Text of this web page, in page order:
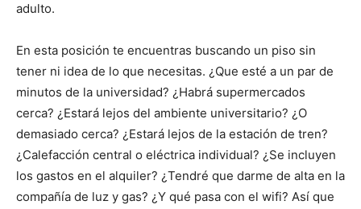
adulto.
En esta posición te encuentras buscando un piso sin
tener ni idea de lo que necesitas. ¿Que esté a un par de
minutos de la universidad? ¿Habrá supermercados
cerca? ¿Estará lejos del ambiente universitario? ¿O
demasiado cerca? ¿Estará lejos de la estación de tren?
¿Calefacción central o eléctrica individual? ¿Se incluyen
los gastos en el alquiler? ¿Tendré que darme de alta en la
compañía de luz y gas? ¿Y qué pasa con el wifi? Así que